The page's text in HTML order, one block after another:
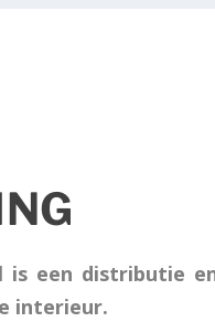
is een distributie
interieur.